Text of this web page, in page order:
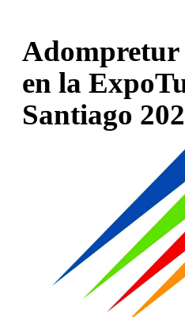
en la
Santiago